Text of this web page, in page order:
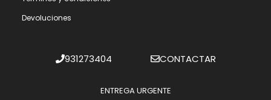
Devoluciones
931273404 CONTACTAR
ENTREGA URGENTE